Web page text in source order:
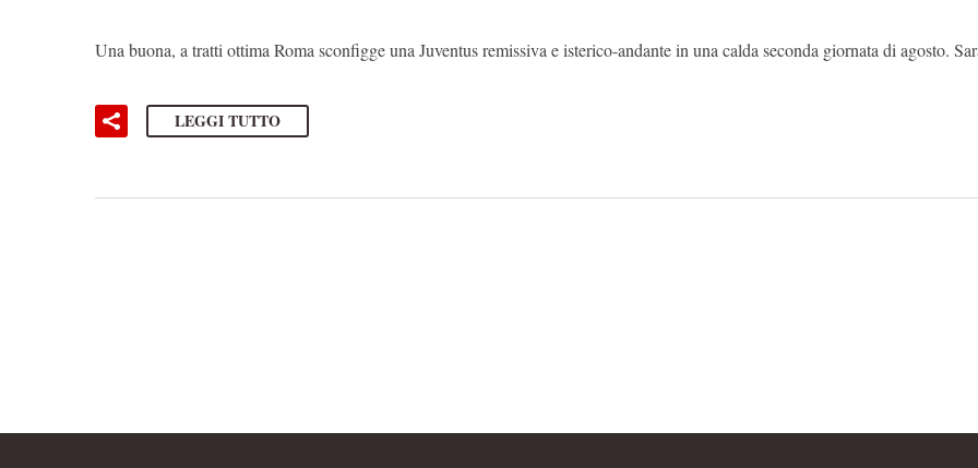
Una buona, a tratti ottima Roma sconfigge una Juventus remissiva e isterico-andante in una calda seconda giornata di agosto.
LEGGI TUTTO